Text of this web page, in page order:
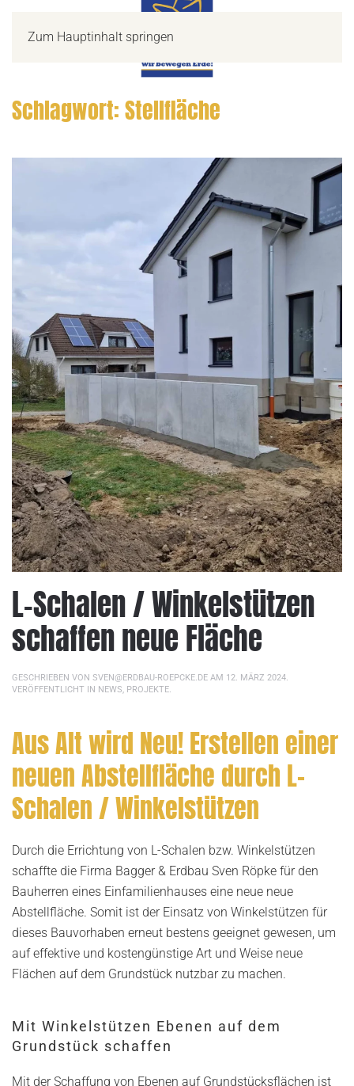
Zum Hauptinhalt springen
Schlagwort:Stellfläche
L-Schalen / Winkelstützen
schaffen neue Fläche
GESCHRIEBEN VON SVEN@ERDBAU-ROEPCKE.DE AM 12. MÄRZ 2024
VERÖFFENTLICHT IN NEWS PROJEKTE
Aus Alt wird Neu! Erstellen einer
neuen Abstellfläche durch L-
Schalen / Winkelstützen
Durch die Errichtung von L-Schalen bzw. Winkelstützen
schaffte die Firma Bagger & Erdbau Sven Röpke für den
Bauherren eines Einfamilienhauses eine neue neue
Abstellfläche. Somit ist der Einsatz von Winkelstützen für
dieses Bauvorhaben erneut bestens geeignet gewesen, um
auf effektive und kostengünstige Art und Weise neue
Flächen auf dem Grundstück nutzbar zu machen.
Mit Winkelstützen Ebenen auf dem
Grundstück schaffen
Mit der Schaffung von Ebenen auf Grundstücksflächen ist